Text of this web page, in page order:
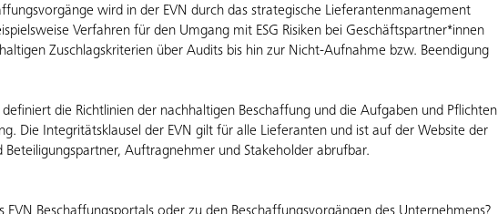
wird in der EVN durch das strategische Lieferantenmanagement
Verfahren für den Umgang mit ESG Risiken bei Geschäftspartner*innen
Zuschlagskriterien über Audits bis hin zur Nicht-Aufnahme bzw. Beendigung
die Richtlinien der nachhaltigen Beschaffung und die Aufgaben und Pflichten
Die Integritätsklausel der EVN gilt für alle Lieferanten und ist auf der Website der
Beteiligungspartner, Auftragnehmer und Stakeholder abrufbar.